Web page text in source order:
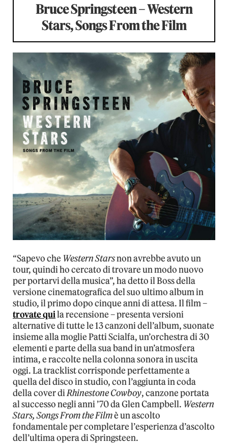
Bruce Springsteen – Western
Stars, Songs From the Film
“Sapevo che Western Starsnon avrebbe avuto un
tour, quindi ho cercato di trovare un modo nuovo
per portarvi della musica”, ha detto il Boss della
versione cinematografica del suo ultimo album in
studio, il primo dopo cinque anni di attesa. Il film –
trovate quila recensione – presenta versioni
alternative di tutte le 13 canzoni dell’album, suonate
insieme alla moglie Patti Scialfa, un’orchestra di 30
elementi e parte della sua band in un’atmosfera
intima, e raccolte nella colonna sonora in uscita
oggi. La tracklist corrisponde perfettamente a
quella del disco in studio, con l’aggiunta in coda
della cover diRhinestone Cowboy, canzone portata
al successo negli anni ’70 da Glen Campbell. Western
Stars, Songs From the Filmè un ascolto
fondamentale per completare l’esperienza d’ascolto
dell’ultima opera di Springsteen.